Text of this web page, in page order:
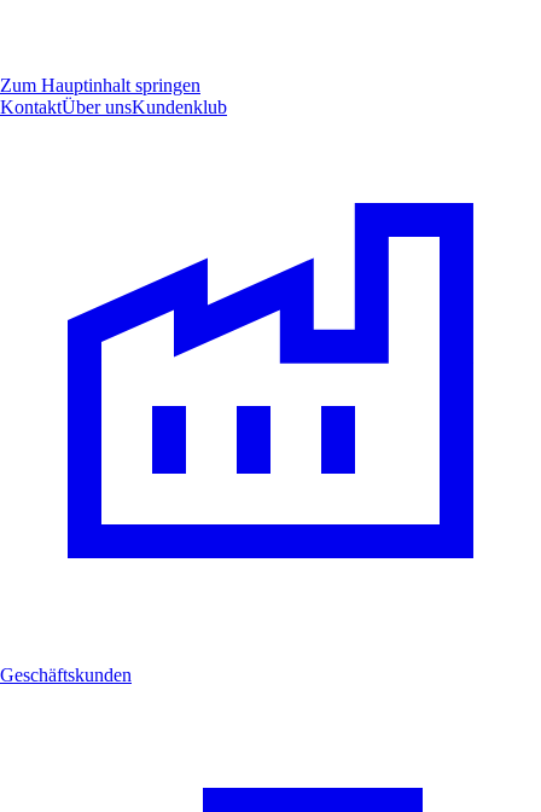
Zum Hauptinhalt springen
KontaktÜber unsKundenklub
Geschäftskunden